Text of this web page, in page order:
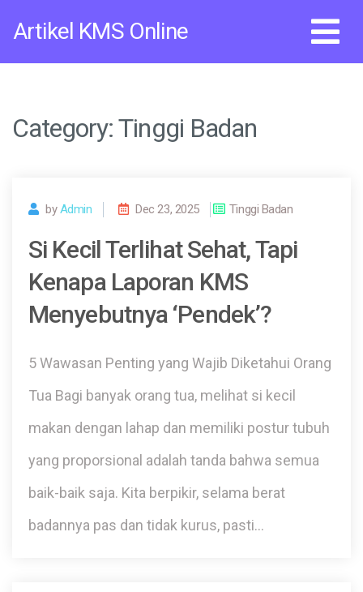
Artikel KMS Online
Category:Tinggi Badan
byAdmin Dec 23, 2025 Tinggi Badan
Si Kecil Terlihat Sehat, Tapi
Kenapa Laporan KMS
Menyebutnya ‘Pendek’?
5 Wawasan Penting yang Wajib Diketahui Orang
Tua Bagi banyak orang tua, melihat si kecil
makan dengan lahap dan memiliki postur tubuh
yang proporsional adalah tanda bahwa semua
baik-baik saja. Kita berpikir, selama berat
badannya pas dan tidak kurus, pasti…